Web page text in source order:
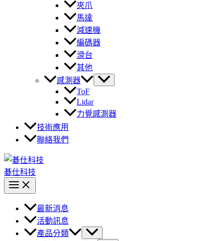
夾爪
馬達
減速機
編碼器
滑台
其他
感測器
ToF
Lidar
力覺感測器
技術應用
聯絡我們
碁仕科技
最新消息
活動訊息
產品分類